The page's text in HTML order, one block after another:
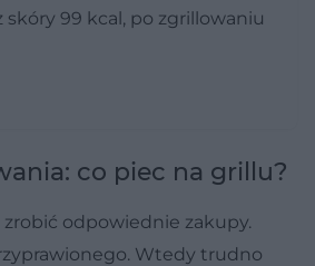
skóry 99 kcal, po zgrillowaniu
co piec na grillu?
odpowiednie zakupy.
Wtedy trudno